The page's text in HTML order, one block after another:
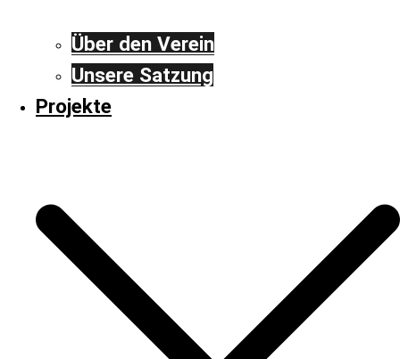
Über den Verein
Unsere Satzung
Projekte